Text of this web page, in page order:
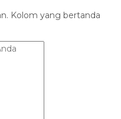
Kolom yang bertanda